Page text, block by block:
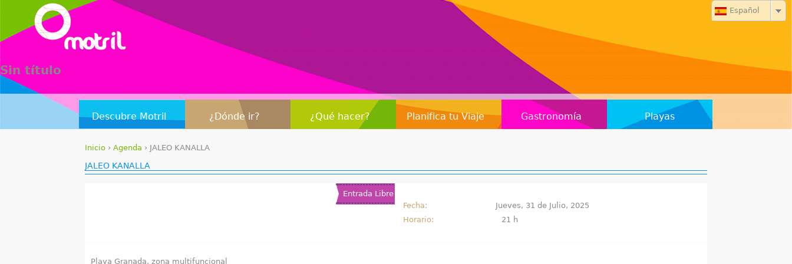
Sin título
Español
Descubre Motril ¿Dónde ir? ¿Qué hacer? Planifica tu Viaje Gastronomía Playas
S
c
Inicio ›Agenda › JALEO KANALLA
JALEO KANALLA
Entrada Libre
Fecha:
Jueves, 31 de Julio, 2025
Horario:
21 h
Playa Granada, zona multifuncional